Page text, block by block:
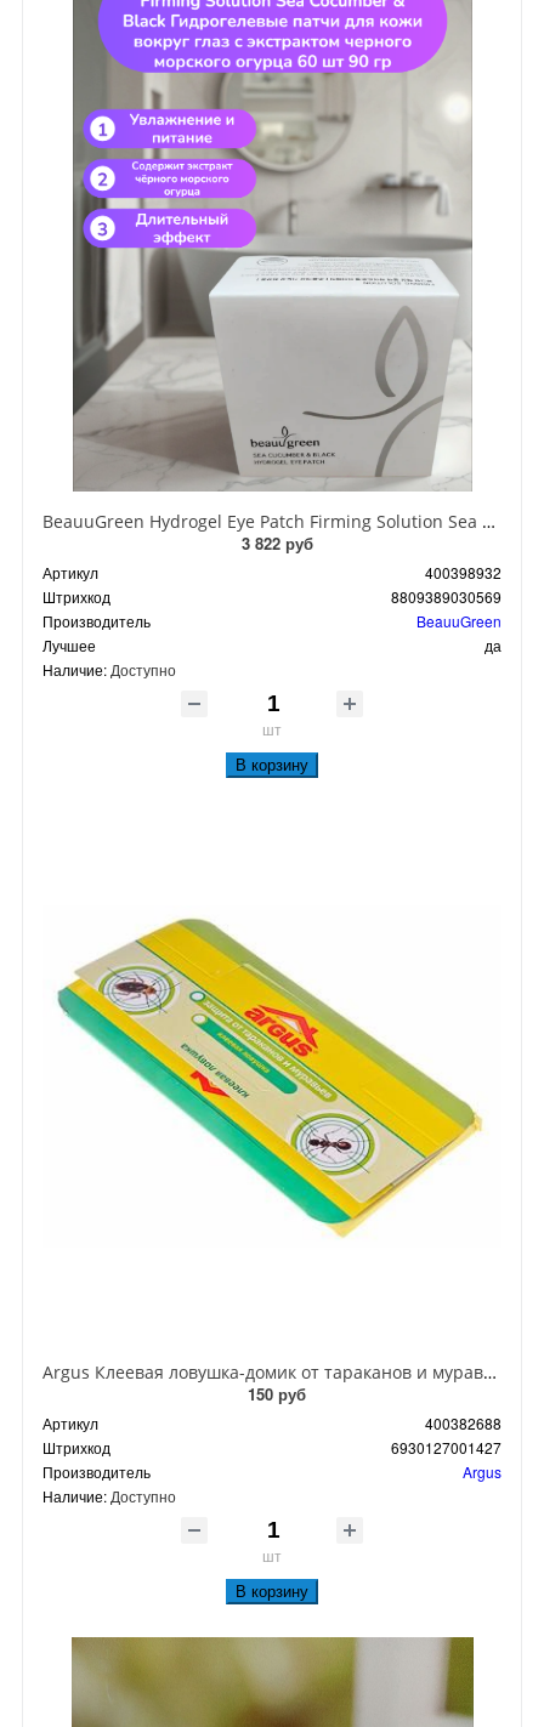
BeauuGreen Hydrogel Eye Patch Firming Solution Sea Cocumber & Black Гидрогелевые патчи для кожи вокруг глаз с экстрактом черного морского огурца 60 шт 90 гр
3 822 руб
Артикул
400398932
Штрихкод
8809389030569
Производитель
BeauuGreen
Лучшее
да
Наличие: Доступно
шт
В корзину
Argus Клеевая ловушка-домик от тараканов и муравьев
150 руб
Артикул
400382688
Штрихкод
6930127001427
Производитель
Argus
Наличие: Доступно
шт
В корзину